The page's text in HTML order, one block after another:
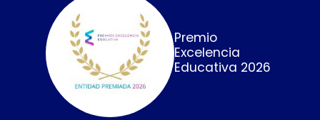
Premio
Excelencia
Educativa 2026